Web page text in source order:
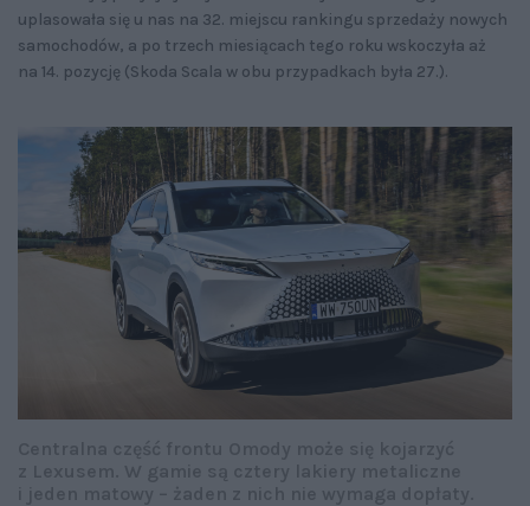
uplasowała się u nas na 32. miejscu rankingu sprzedaży nowych
samochodów, a po trzech miesiącach tego roku wskoczyła aż
na 14. pozycję (Skoda Scala w obu przypadkach była 27.).